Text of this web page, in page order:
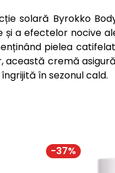
solară Byrokko
și a efectelor nocive
pielea
cremă
în sezonul cald.
-37%